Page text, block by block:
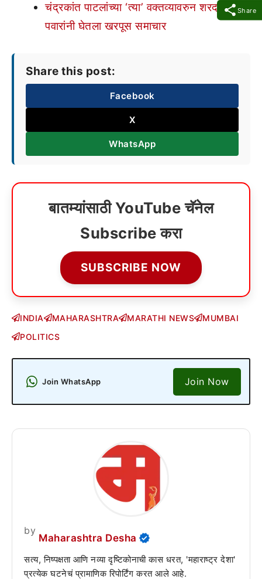
Share
चंद्रकांत पाटलांच्या ‘त्या’ वक्तव्यावरुन शरद
पवारांनी घेतला खरपूस समाचार
Share this post:
Facebook
X
WhatsApp
बातम्यांसाठी YouTube चॅनेल
Subscribe करा
SUBSCRIBE NOW
INDIA MAHARASHTRA MARATHI NEWS
MUMBAI
POLITICS
Join WhatsApp Join Now
by
Maharashtra Desha
सत्य, निष्पक्षता आणि नव्या दृष्टिकोनाची कास धरत, 'महाराष्ट्र देशा'
प्रत्येक घटनेचं प्रामाणिक रिपोर्टिंग करत आले आहे.